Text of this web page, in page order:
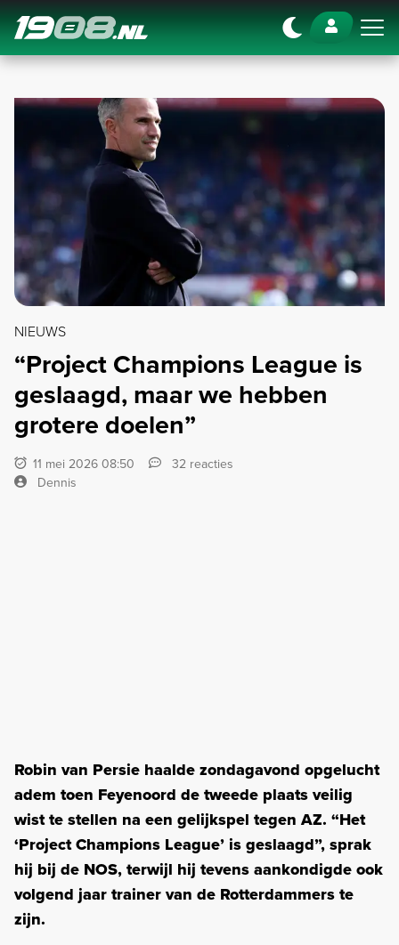
Navigation
NIEUWS
“Project Champions League is
geslaagd, maar we hebben
grotere doelen”
11 mei 2026 08:50
32 reacties
Dennis
Robin van Persie haalde zondagavond opgelucht
adem toen Feyenoord de tweede plaats veilig
wist te stellen na een gelijkspel tegen AZ. “Het
‘Project Champions League’ is geslaagd”, sprak
hij bij de NOS, terwijl hij tevens aankondigde ook
volgend jaar trainer van de Rotterdammers te
zijn.